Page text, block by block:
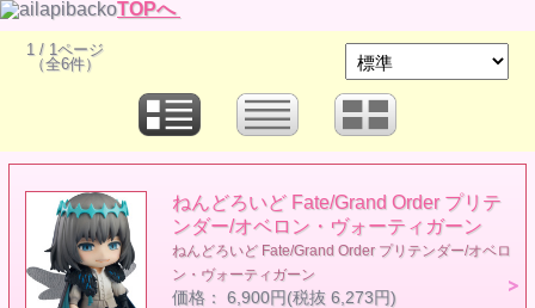
TOPへ
1 / 1ページ
（全6件）
ねんどろいど Fate/Grand Order プリテ
ンダー/オベロン・ヴォーティガーン
ねんどろいど Fate/Grand Order プリテンダー/オベロ
ン・ヴォーティガーン
価格： 6,900円(税抜 6,273円)